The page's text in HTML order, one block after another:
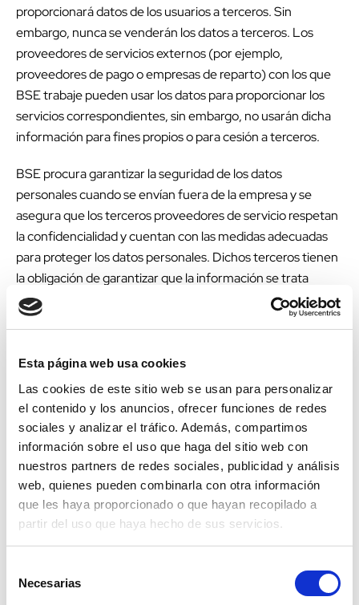
Esta página web usa cookies
Las cookies de este sitio web se usan para personalizar
el contenido y los anuncios, ofrecer funciones de redes
sociales y analizar el tráfico. Además, compartimos
información sobre el uso que haga del sitio web con
nuestros partners de redes sociales, publicidad y análisis
web, quienes pueden combinarla con otra información
que les haya proporcionado o que hayan recopilado a
partir del uso que haya hecho de sus servicios.
Necesarias
proporcionará datos de los usuarios a terceros. Sin
embargo, nunca se venderán los datos a terceros. Los
proveedores de servicios externos (por ejemplo,
proveedores de pago o empresas de reparto) con los que
BSE trabaje pueden usar los datos para proporcionar los
servicios correspondientes, sin embargo, no usarán dicha
información para fines propios o para cesión a terceros.
BSE procura garantizar la seguridad de los datos
personales cuando se envían fuera de la empresa y se
asegura que los terceros proveedores de servicio respetan
la confidencialidad y cuentan con las medidas adecuadas
para proteger los datos personales. Dichos terceros tienen
la obligación de garantizar que la información se trata
conforme con la normativa de privacidad de datos.
personales a organismos públicos u otras partes, solo se
de dichas obligaciones legales.
Los datos personales obtenidos también podrán ser
compartidos con otras empresas del grupo.
¿Dónde se almacenan tus datos?
Con carácter general, los datos se almacenan dentro de la
UE. Los datos que se envíen a terceros que no
pertenezcan a la UE, nos aseguraremos que ofrezcan un
nivel de protección suficiente, ya sea porque cuentan con